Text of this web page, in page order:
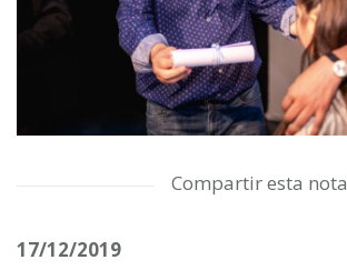
Compartir esta nota
17/12/2019